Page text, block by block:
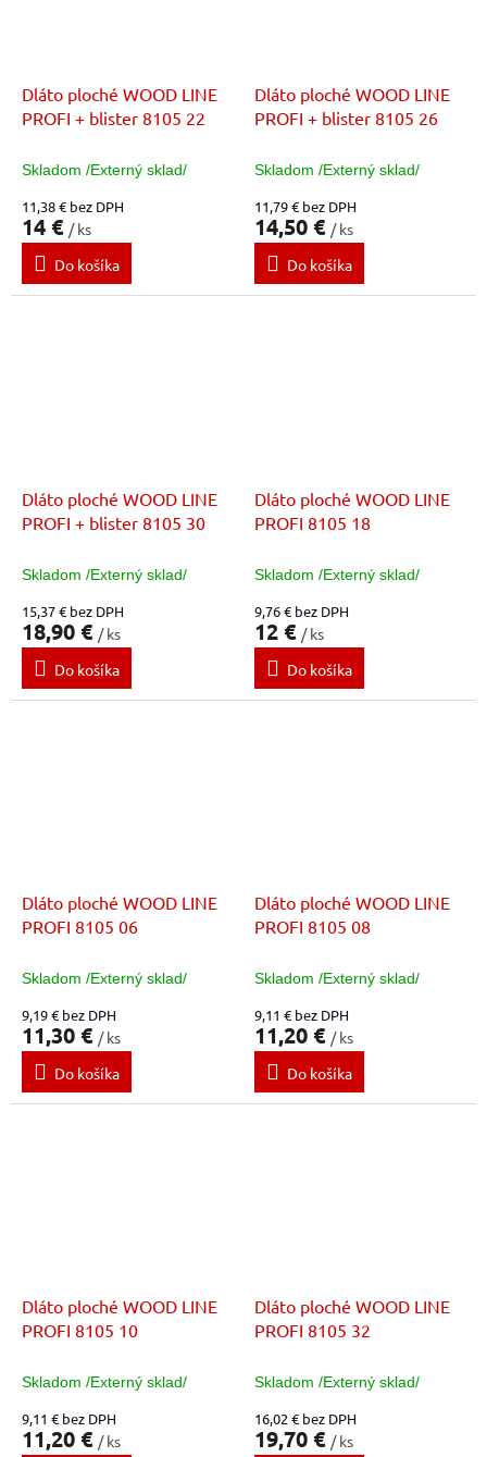
Dláto ploché WOOD LINE
PROFI + blister 8105 22
Skladom /Externý sklad/
11,38 € bez DPH
14 € / ks
Do košíka
Dláto ploché WOOD LINE
PROFI + blister 8105 26
Skladom /Externý sklad/
11,79 € bez DPH
14,50 € / ks
Do košíka
Dláto ploché WOOD LINE
PROFI + blister 8105 30
Skladom /Externý sklad/
15,37 € bez DPH
18,90 € / ks
Do košíka
Dláto ploché WOOD LINE
PROFI 8105 18
Skladom /Externý sklad/
9,76 € bez DPH
12 € / ks
Do košíka
Dláto ploché WOOD LINE
PROFI 8105 06
Skladom /Externý sklad/
9,19 € bez DPH
11,30 € / ks
Do košíka
Dláto ploché WOOD LINE
PROFI 8105 08
Skladom /Externý sklad/
9,11 € bez DPH
11,20 € / ks
Do košíka
Dláto ploché WOOD LINE
PROFI 8105 10
Skladom /Externý sklad/
9,11 € bez DPH
11,20 € / ks
Dláto ploché WOOD LINE
PROFI 8105 32
Skladom /Externý sklad/
16,02 € bez DPH
19,70 € / ks